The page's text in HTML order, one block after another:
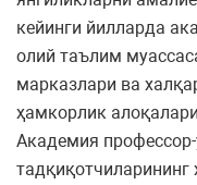
кейинги йилларда
олий таълим
марказлари ва
ҳамкорлик
Академия